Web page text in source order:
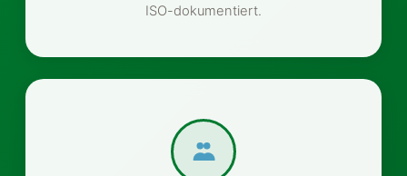
ISO-dokumentiert.